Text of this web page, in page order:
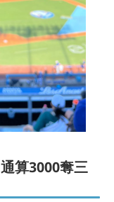
算3000奪三